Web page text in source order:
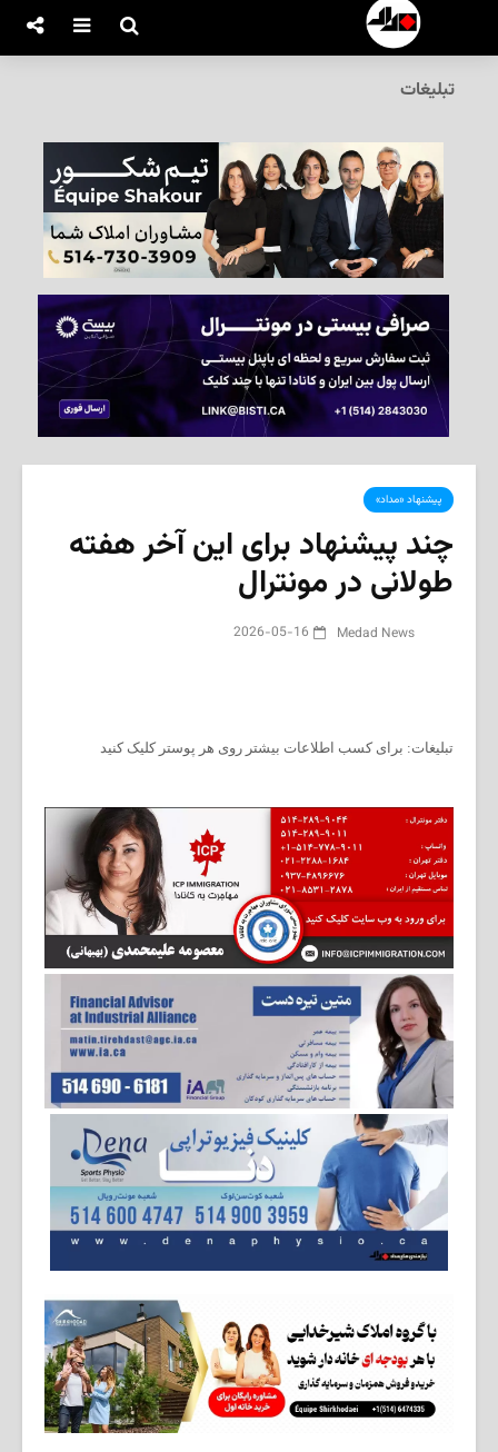
تبلیغات
پیشنهاد «مداد»
چند پیشنهاد برای این آخر هفته
طولانی در مونترال
2026-05-16
تبلیغات: برای کسب اطلاعات بیشتر روی هر پوستر کلیک کنید